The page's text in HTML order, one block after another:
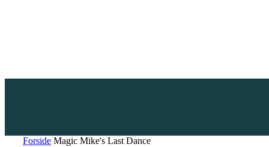
Forside Magic Mike's Last Dance